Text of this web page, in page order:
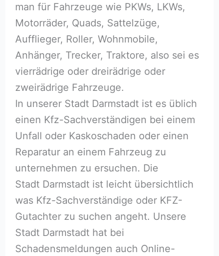
man für Fahrzeuge wie PKWs, LKWs,
Motorräder, Quads, Sattelzüge,
Aufflieger, Roller, Wohnmobile,
Anhänger, Trecker, Traktore, also sei es
vierrädrige oder dreirädrige oder
zweirädrige Fahrzeuge.
In unserer Stadt Darmstadt ist es üblich
einen Kfz-Sachverständigen bei einem
Unfall oder Kaskoschaden oder einen
Reparatur an einem Fahrzeug zu
unternehmen zu ersuchen. Die
Stadt Darmstadt ist leicht übersichtlich
was Kfz-Sachverständige oder KFZ-
Gutachter zu suchen angeht. Unsere
Stadt Darmstadt hat bei
Schadensmeldungen auch Online-